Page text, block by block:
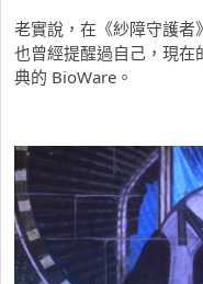
老實說，在《紗障守護者
也曾經提醒過自己，現
典的 BioWare。